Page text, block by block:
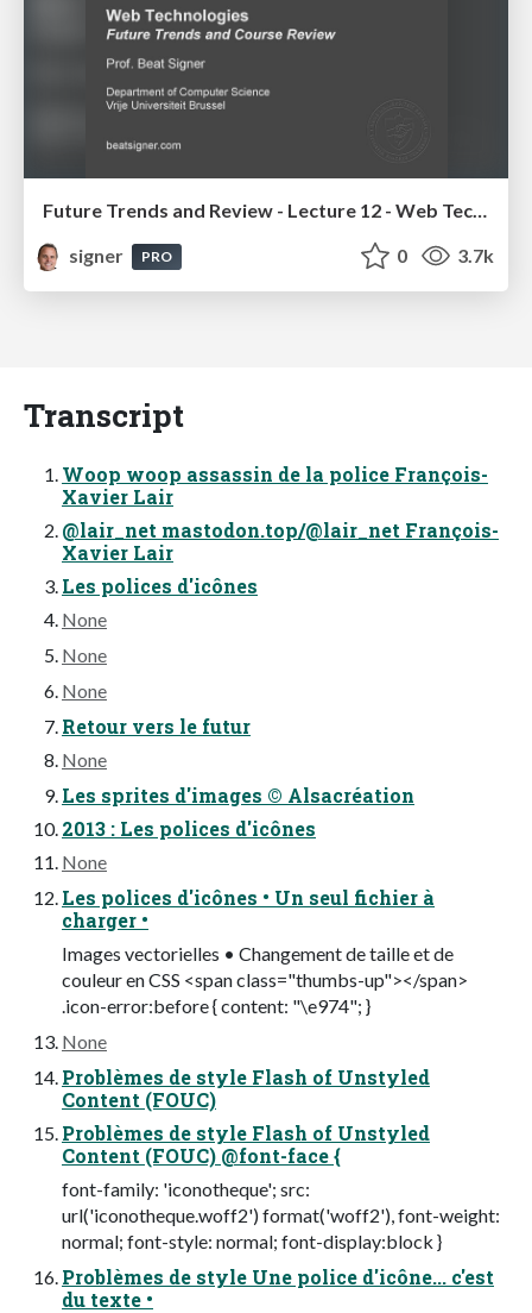
Future Trends and Review - Lecture 12 - Web Technologies (1019888BNR)
signer
PRO 0 3.7k
Transcript
Woop woop assassin de la police François-
Xavier Lair
@lair_net mastodon.top/@lair_net François-
Xavier Lair
Les polices d'icônes
None
None
None
Retour vers le futur
None
Les sprites d'images © Alsacréation
2013 : Les polices d'icônes
None
Les polices d'icônes • Un seul fichier à
charger •
Images vectorielles • Changement de taille et de
couleur en CSS <span class="thumbs-up"></span>
.icon-error:before { content: "\e974"; }
None
Problèmes de style Flash of Unstyled
Content (FOUC)
Problèmes de style Flash of Unstyled
Content (FOUC) @font-face {
font-family: 'iconotheque'; src:
url('iconotheque.woff2') format('woff2'), font-weight:
normal; font-style: normal; font-display:block }
Problèmes de style Une police d'icône... c'est
du texte •